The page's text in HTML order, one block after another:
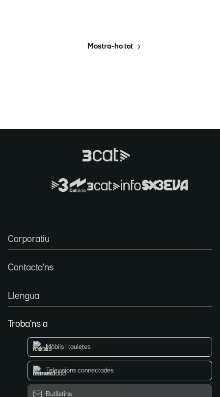
Mostra-ho tot
Corporatiu
Contacta'ns
Llengua
Troba'ns a
Mòbils i tauletes
Televisions connectades
Butlletins